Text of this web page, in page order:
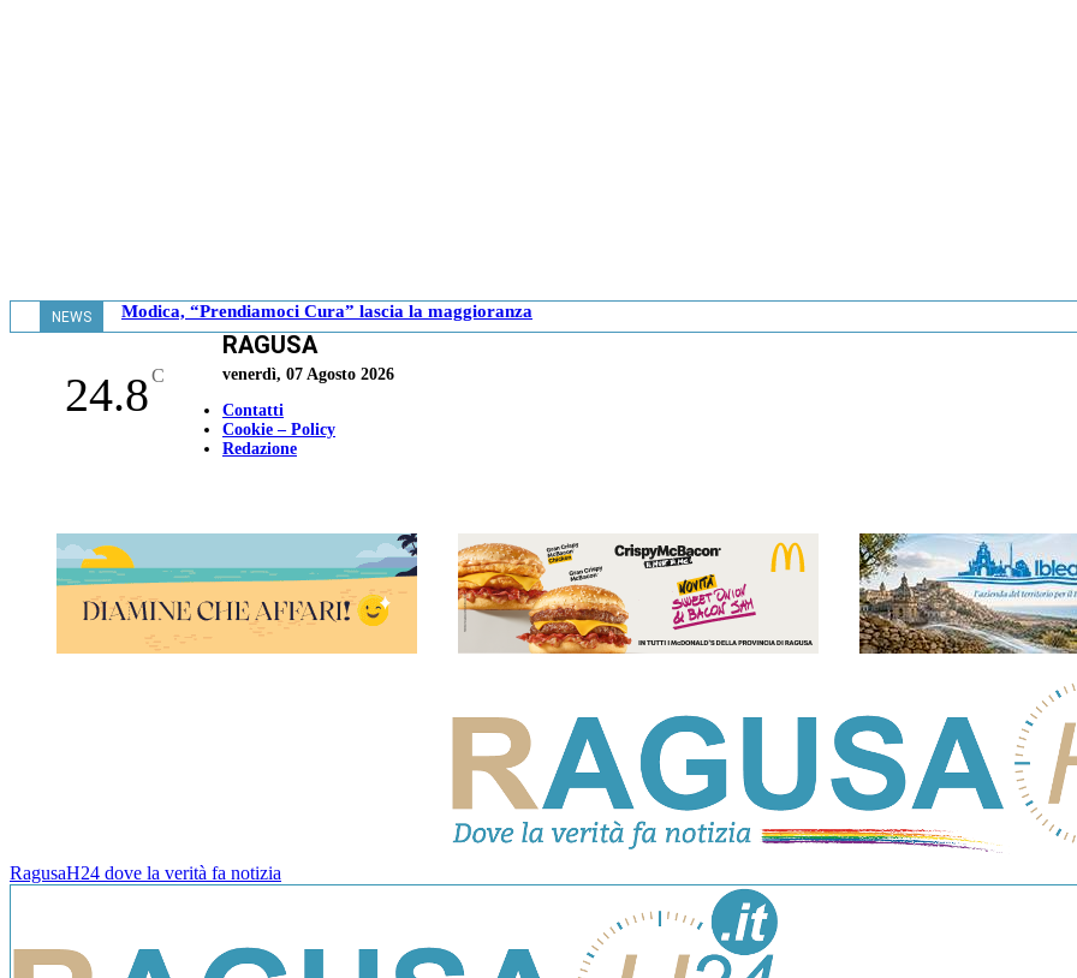
NEWS Modica, “Prendiamoci Cura” lascia la maggioranza
24.8C
RAGUSA
venerdì, 07 Agosto 2026
Contatti
Cookie – Policy
Redazione
RagusaH24 dove la verità fa notizia